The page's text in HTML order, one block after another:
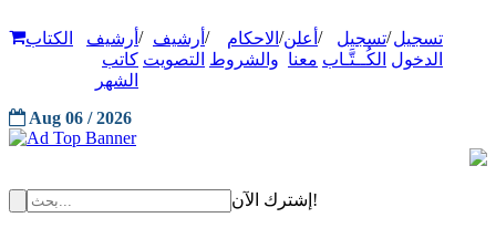
تسجيل
الدخول
/تسجيل
الكُــتَّـاب
/ أعلن
معنا
/ الاحكام
والشروط
/ أرشيف
التصويت
/ أرشيف
كاتب
الشهر
الكتاب
Aug 06 / 2026
إشترك الآن!